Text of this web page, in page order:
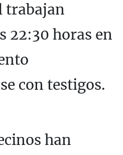
trabajan
22:30 horas en
con testigos.
han